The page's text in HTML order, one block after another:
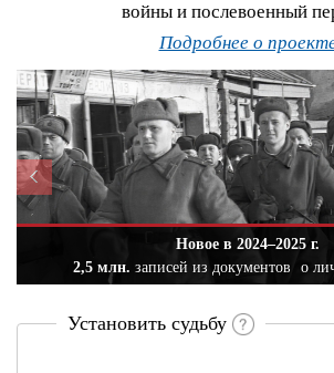
войны и послевоенный
Подробнее о
Новое в 2024–2025 г.
2,5 млн. записей из документов о
Установить судьбу